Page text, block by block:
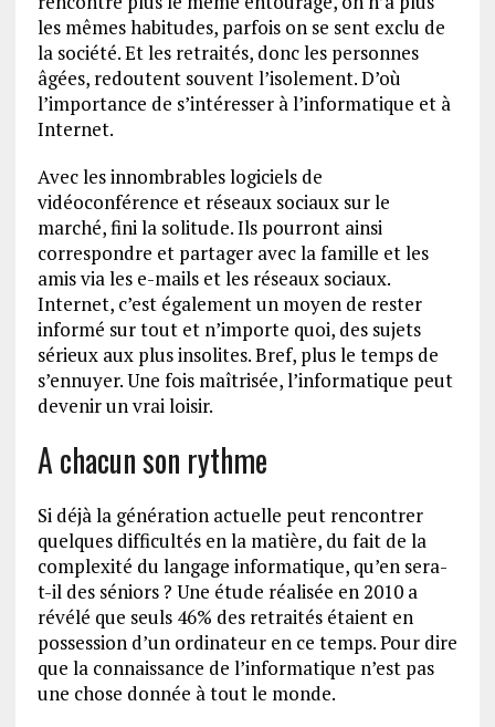
les mêmes habitudes, parfois on se sent exclu de
la société. Et les retraités, donc les personnes
âgées, redoutent souvent l’isolement. D’où
l’importance de s’intéresser à l’informatique et à
Internet.
Avec les innombrables logiciels de
vidéoconférence et réseaux sociaux sur le
marché, fini la solitude. Ils pourront ainsi
correspondre et partager avec la famille et les
amis via les e-mails et les réseaux sociaux.
Internet, c’est également un moyen de rester
informé sur tout et n’importe quoi, des sujets
sérieux aux plus insolites. Bref, plus le temps de
s’ennuyer. Une fois maîtrisée, l’informatique peut
devenir un vrai loisir.
A chacun son rythme
Si déjà la génération actuelle peut rencontrer
quelques difficultés en la matière, du fait de la
complexité du langage informatique, qu’en sera-
t-il des séniors ? Une étude réalisée en 2010 a
révélé que seuls 46% des retraités étaient en
possession d’un ordinateur en ce temps. Pour dire
que la connaissance de l’informatique n’est pas
une chose donnée à tout le monde.